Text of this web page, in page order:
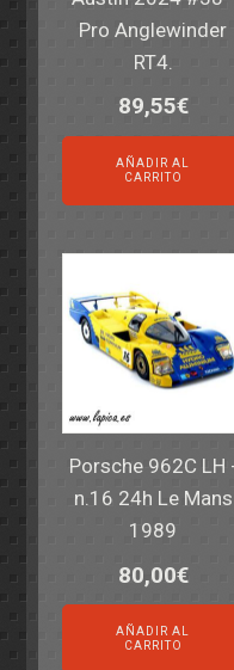
Pro Anglewinder
RT4.
89,55€
AÑADIR AL
CARRITO
Porsche 962C LH
n.16 24h Le Mans
1989
80,00€
AÑADIR AL
CARRITO